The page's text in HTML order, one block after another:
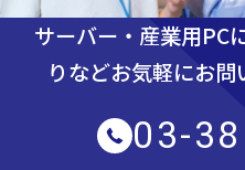
サーバー・産業用PC
りなどお気軽にお問
03-